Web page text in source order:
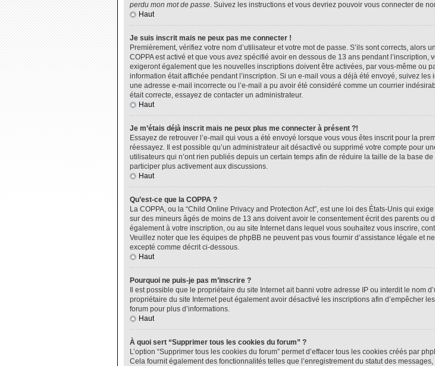
perdu mon mot de passe. Suivez les instructions et vous devriez pouvoir vous connecter de
Haut
Je suis inscrit mais ne peux pas me connecter !
Premièrement, vérifiez votre nom d’utilisateur et votre mot de passe. S’ils sont corrects, alors
COPPA est activé et que vous avez spécifié avoir en dessous de 13 ans pendant
exigeront également que les nouvelles inscriptions doivent être activées, par vous-même ou
information était affichée pendant l’inscription. Si un e-mail vous a déjà été envoyé, suivez
une adresse e-mail incorrecte ou l’e-mail a pu avoir été considéré comme un courrier
était correcte, essayez de contacter un administrateur.
Haut
Je m’étais déjà inscrit mais ne peux plus me connecter à présent ?!
Essayez de retrouver l’e-mail qui vous a été envoyé lorsque vous vous êtes inscrit pour la
réessayez. Il est possible qu’un administrateur ait désactivé ou supprimé votre compte pour
utilisateurs qui n’ont rien publiés depuis un certain temps afin de réduire la taille de la base
participer plus activement aux discussions.
Haut
Qu’est-ce que la COPPA ?
La COPPA, ou la “Child Online Privacy and Protection Act”, est une loi des États-Unis qui
sur des mineurs âgés de moins de 13 ans doivent avoir le consentement écrit des parents ou
également à votre inscription, ou au site Internet dans lequel vous souhaitez vous inscrire,
Veuillez noter que les équipes de phpBB ne peuvent pas vous fournir d’assistance légale et
excepté comme décrit ci-dessous.
Haut
Pourquoi ne puis-je pas m’inscrire ?
Il est possible que le propriétaire du site Internet ait banni votre adresse IP ou interdit le nom
propriétaire du site Internet peut également avoir désactivé les inscriptions afin d’empêcher
forum pour plus d’informations.
Haut
À quoi sert “Supprimer tous les cookies du forum” ?
L’option “Supprimer tous les cookies du forum” permet d’effacer tous les cookies créés par
Cela fournit également des fonctionnalités telles que l’enregistrement du statut des